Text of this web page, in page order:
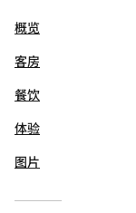
概览
客房
餐饮
体验
图片